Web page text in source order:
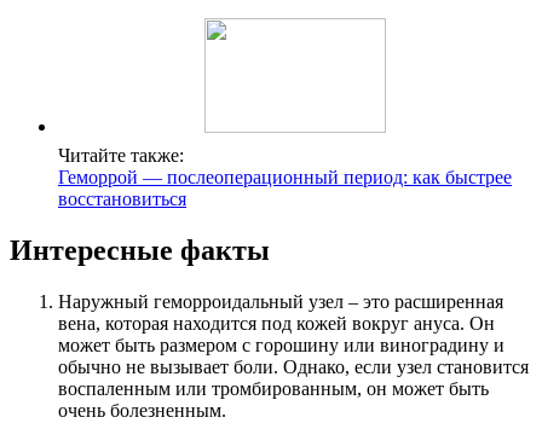
Читайте также:
Геморрой — послеоперационный период: как быстрее
восстановиться
Интересные факты
Наружный геморроидальный узел – это расширенная
вена, которая находится под кожей вокруг ануса. Он
может быть размером с горошину или виноградину и
обычно не вызывает боли. Однако, если узел становится
воспаленным или тромбированным, он может быть
очень болезненным.